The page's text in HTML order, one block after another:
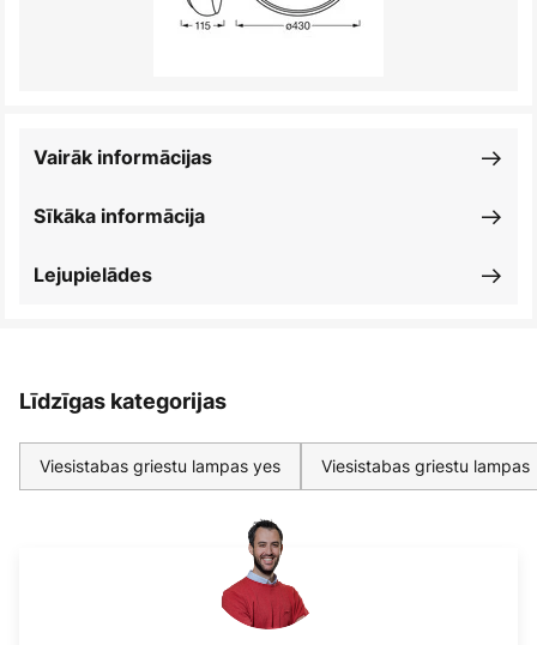
Sīkāka informācija
Vairāk informācijas
Lejupielādes
Līdzīgas kategorijas
Viesistabas griestu lampas yes Viesistabas griestu lampas